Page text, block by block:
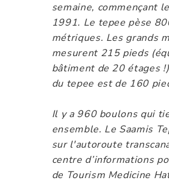
semaine, commençant
1991. Le tepee pèse
métriques. Les grands
mesurent 215 pieds
bâtiment de 20 étages
du tepee est de 160
Il y a 960 boulons qui
ensemble. Le Saamis
sur l'autoroute
centre d’informations
de Tourism Medicine